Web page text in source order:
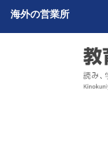
海外の営業所